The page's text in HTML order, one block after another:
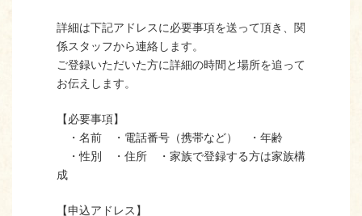
詳細は下記アドレスに必要事項を送って頂き、関
係スタッフから連絡します。
ご登録いただいた方に詳細の時間と場所を追って
お伝えします。
【必要事項】
・名前 ・電話番号（携帯など） ・年齢
・性別 ・住所 ・家族で登録する方は家族構
成
【申込アドレス】